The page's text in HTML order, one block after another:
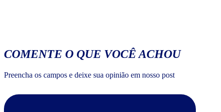
COMENTE O QUE VOCÊ ACHOU
Preencha os campos e deixe sua opinião em nosso post